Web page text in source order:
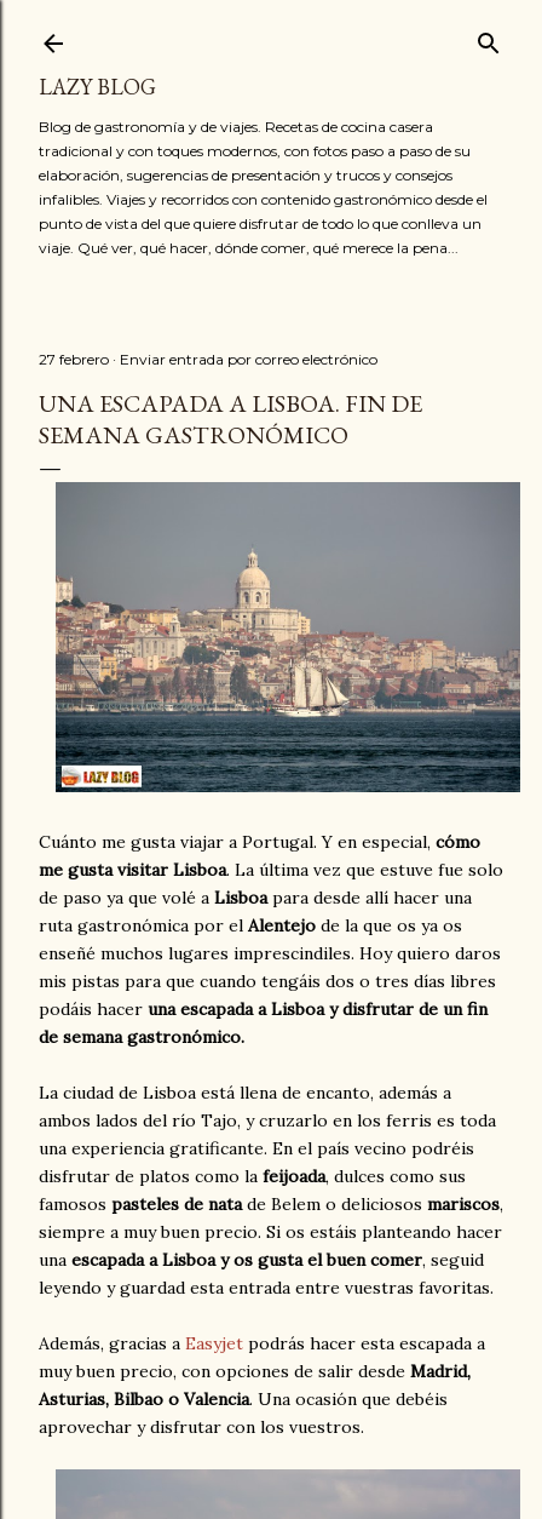
LAZY BLOG
Blog de gastronomía y de viajes. Recetas de cocina casera
tradicional y con toques modernos, con fotos paso a paso de su
elaboración, sugerencias de presentación y trucos y consejos
infalibles. Viajes y recorridos con contenido gastronómico desde el
punto de vista del que quiere disfrutar de todo lo que conlleva un
viaje. Qué ver, qué hacer, dónde comer, qué merece la pena...
27 febrero Enviar entrada por correo electrónico
UNA ESCAPADA A LISBOA. FIN DE
SEMANA GASTRONÓMICO
Cuánto me gusta viajar a Portugal. Y en especial, cómo
me gusta visitar Lisboa. La última vez que estuve fue solo
de paso ya que volé a Lisboapara desde allí hacer una
ruta gastronómica por el Alentejo de la que os ya os
enseñé muchos lugares imprescindiles. Hoy quiero daros
mis pistas para que cuando tengáis dos o tres días libres
podáis hacer una escapada a Lisboa y disfrutar de un fin
de semana gastronómico.
La ciudad de Lisboa está llena de encanto, además a
ambos lados del río Tajo, y cruzarlo en los ferris es toda
una experiencia gratificante. En el país vecino podréis
disfrutar de platos como la feijoada, dulces como sus
famosos pasteles de natade Belem o deliciosos mariscos,
siempre a muy buen precio. Si os estáis planteando hacer
una escapada a Lisboa y os gusta el buen comer, seguid
leyendo y guardad esta entrada entre vuestras favoritas.
Además, gracias a Easyjet podrás hacer esta escapada a
muy buen precio, con opciones de salir desde Madrid,
Asturias, Bilbao o Valencia. Una ocasión que debéis
aprovechar y disfrutar con los vuestros.